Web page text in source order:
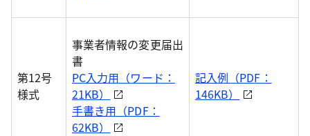
第12号
様式
事業者情報の変更届出
書
PC入力用（ワード：
21KB）
手書き用（PDF：
62KB）
記入例（PDF：
146KB）